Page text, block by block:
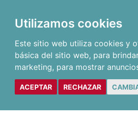
Utilizamos cookies
Este sitio web utiliza cookies y
básica del sitio web, para
marketing, para mostrar
ACEPTAR RECHAZAR